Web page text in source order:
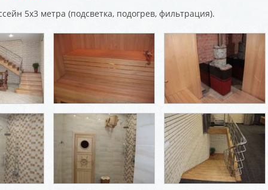
5х3 метра (подсветка, подогрев, фильтрация).